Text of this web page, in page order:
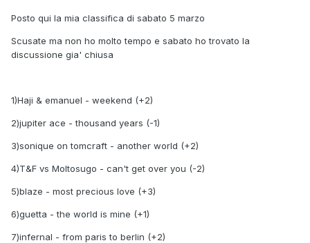
Posto qui la mia classifica di sabato 5 marzo
Scusate ma non ho molto tempo e sabato ho trovato la
discussione gia' chiusa
1)Haji & emanuel - weekend (+2)
2)jupiter ace - thousand years (-1)
3)sonique on tomcraft - another world (+2)
4)T&F vs Moltosugo - can't get over you (-2)
5)blaze - most precious love (+3)
6)guetta - the world is mine (+1)
7)infernal - from paris to berlin (+2)